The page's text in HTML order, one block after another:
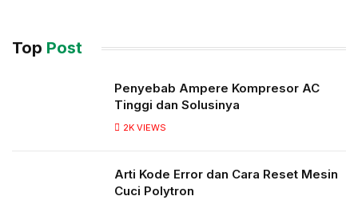
Top Post
Penyebab Ampere Kompresor AC
Tinggi dan Solusinya
2K VIEWS
Arti Kode Error dan Cara Reset Mesin
Cuci Polytron